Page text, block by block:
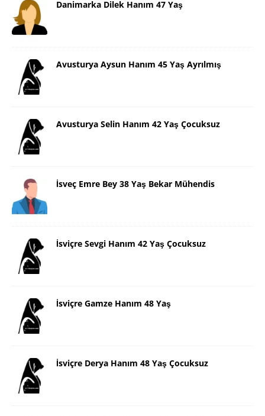
Danimarka Dilek Hanım 47 Yaş
Avusturya Aysun Hanım 45 Yaş Ayrılmış
Avusturya Selin Hanım 42 Yaş Çocuksuz
İsveç Emre Bey 38 Yaş Bekar Mühendis
İsviçre Sevgi Hanım 42 Yaş Çocuksuz
İsviçre Gamze Hanım 48 Yaş
İsviçre Derya Hanım 48 Yaş Çocuksuz